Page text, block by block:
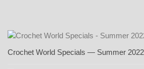
Crochet World Specials — Summer 2022